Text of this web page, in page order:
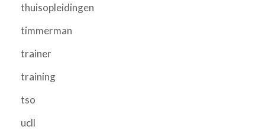
thuisopleidingen
timmerman
trainer
training
tso
ucll